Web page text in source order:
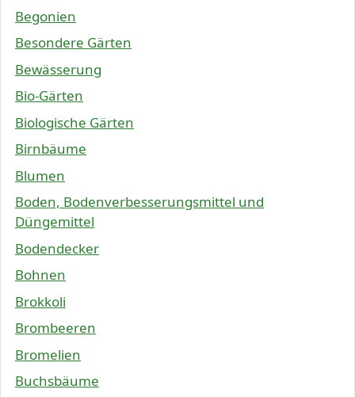
Begonien
Besondere Gärten
Bewässerung
Bio-Gärten
Biologische Gärten
Birnbäume
Blumen
Boden, Bodenverbesserungsmittel und
Düngemittel
Bodendecker
Bohnen
Brokkoli
Brombeeren
Bromelien
Buchsbäume